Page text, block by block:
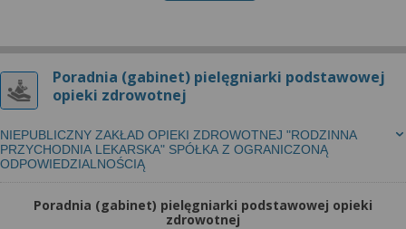
Poradnia (gabinet) pielęgniarki podstawowej
opieki zdrowotnej
NIEPUBLICZNY ZAKŁAD OPIEKI ZDROWOTNEJ "RODZINNA
PRZYCHODNIA LEKARSKA" SPÓŁKA Z OGRANICZONĄ
ODPOWIEDZIALNOŚCIĄ
Poradnia (gabinet) pielęgniarki podstawowej opieki
zdrowotnej